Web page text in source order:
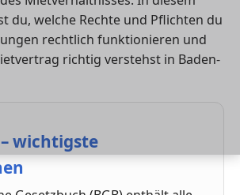
du, welche Rechte und Pflichten du
rechtlich funktionieren und
richtig verstehst in Baden-
wichtigste